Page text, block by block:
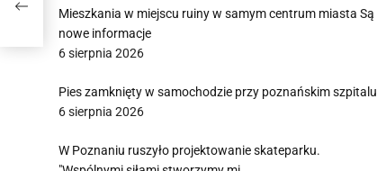
Mieszkania w miejscu ruiny w samym centrum miasta Są
nowe informacje
6 sierpnia 2026
Pies zamknięty w samochodzie przy poznańskim szpitalu
6 sierpnia 2026
W Poznaniu ruszyło projektowanie skateparku.